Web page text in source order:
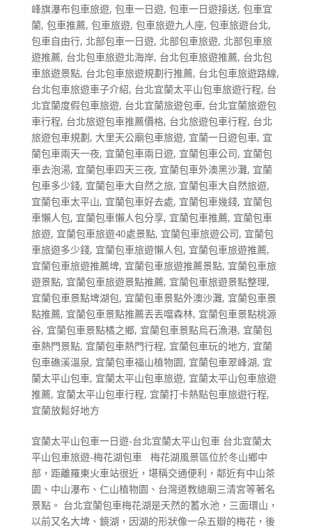
峰旗瀑布包車旅遊, 包車一日遊, 包車一日遊接送, 包車宜
蘭, 包車推薦, 包車旅遊, 包車旅遊九人座, 包車旅遊台北,
包車自由行, 北部包車一日遊, 北部包車旅遊, 北部包車旅
遊推薦, 台北包車旅遊北海岸, 台北包車旅遊推薦, 台北包
車旅遊景點, 台北包車旅遊規劃行推薦, 台北包車旅遊路線,
台北包車旅遊車子介紹, 台北宜蘭太平山包車旅遊行程, 台
北宜蘭度假包車旅遊, 台北宜蘭旅遊包車, 台北宜蘭旅遊包
車行程, 台北旅遊包車推薦價格, 台北旅遊包車行程, 台北
旅遊包車規劃, 大里天公廟包車旅遊, 宜蘭一日遊包車, 宜
蘭包車兩天一夜, 宜蘭包車兩日遊, 宜蘭包車公司, 宜蘭包
車去泡湯, 宜蘭包車四天三夜, 宜蘭包車外澳黑沙灘, 宜蘭
包車多少錢, 宜蘭包車大自然之旅, 宜蘭包車大自然旅遊,
宜蘭包車太平山, 宜蘭包車好去處, 宜蘭包車幾錢, 宜蘭包
車懶人包, 宜蘭包車懶人包分享, 宜蘭包車推薦, 宜蘭包車
旅遊, 宜蘭包車旅遊40處景點, 宜蘭包車旅遊公司, 宜蘭包
車旅遊多少錢, 宜蘭包車旅遊懶人包, 宜蘭包車旅遊推薦,
宜蘭包車旅遊推薦埤, 宜蘭包車旅遊推薦景點, 宜蘭包車旅
遊景點, 宜蘭包車旅遊景點推薦, 宜蘭包車旅遊景點整理,
宜蘭包車景點埤湖包, 宜蘭包車景點外澳沙灘, 宜蘭包車景
點推薦, 宜蘭包車景點推薦丟丟噹森林, 宜蘭包車景點桃源
谷, 宜蘭包車景點橘之鄉, 宜蘭包車景點烏石漁港, 宜蘭包
車熱門景點, 宜蘭包車熱門行程, 宜蘭包車玩的地方, 宜蘭
包車礁溪溫泉, 宜蘭包車福山植物園, 宜蘭包車翠峰湖, 宜
蘭太平山包車, 宜蘭太平山包車旅遊, 宜蘭太平山包車旅遊
推薦, 宜蘭太平山包車行程, 宜蘭打卡熱點包車旅遊行程,
宜蘭放鬆好地方
宜蘭太平山包車一日遊-台北宜蘭太平山包車 台北宜蘭太
平山包車旅遊-梅花湖包車 梅花湖風景區位於冬山鄉中
部，距離羅東火車站很近，堪稱交通便利，鄰近有中山茶
園、中山瀑布、仁山植物園、台灣道教總廟三清宮等著名
景點。 台北宜蘭包車梅花湖是天然的蓄水池，三面環山，
以前又名大埤、鏡湖，因湖的形狀像一朵五瓣的梅花，後